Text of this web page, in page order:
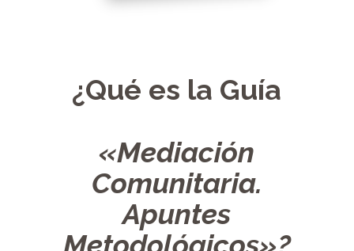
¿Qué es la Guía
«Mediación
Comunitaria.
Apuntes